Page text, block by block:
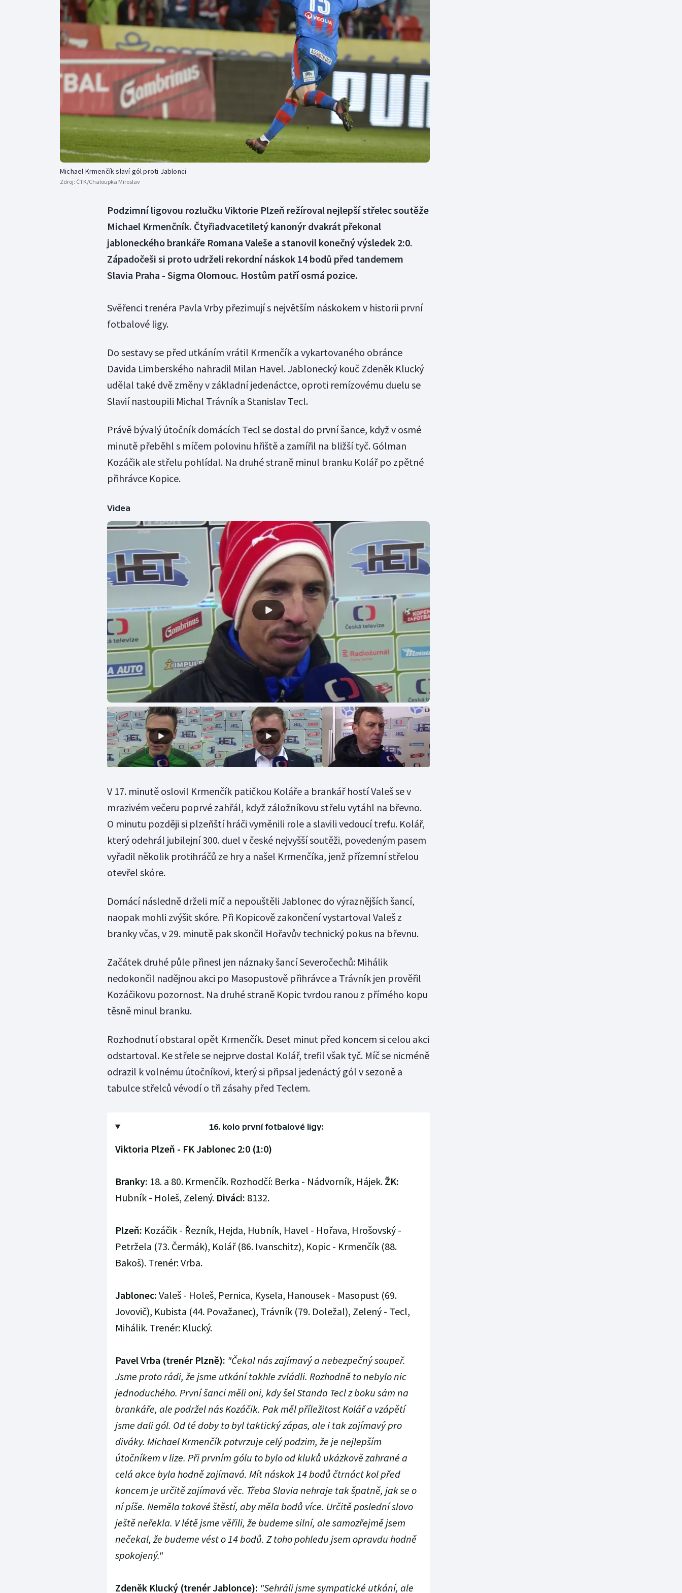
Curling
Dostihy
Florbal
Futsal
Golf
Gymnastika
Moderní pětiboj
Motorsport
Olympijské hry
Parasport
Plavání
Plážový volejbal
Triatlon
Veslování
Volejbal
Ostatní
Michael Krmenčík slaví gól proti Jablonci
Zdroj: ČTK/Chaloupka Miroslav
Podzimní ligovou rozlučku Viktorie Plzeň režíroval nejlepší střelec soutěže
Michael Krmenčník. Čtyřiadvacetiletý kanonýr dvakrát překonal
jabloneckého brankáře Romana Valeše a stanovil konečný výsledek 2:0.
Západočeši si proto udrželi rekordní náskok 14 bodů před tandemem
Slavia Praha - Sigma Olomouc. Hostům patří osmá pozice.
Svěřenci trenéra Pavla Vrby přezimují s největším náskokem v historii první
fotbalové ligy.
Do sestavy se před utkáním vrátil Krmenčík a vykartovaného obránce
Davida Limberského nahradil Milan Havel. Jablonecký kouč Zdeněk Klucký
udělal také dvě změny v základní jedenáctce, oproti remízovému duelu se
Slavií nastoupili Michal Trávník a Stanislav Tecl.
Právě bývalý útočník domácích Tecl se dostal do první šance, když v osmé
minutě přeběhl s míčem polovinu hřiště a zamířil na bližší tyč. Gólman
Kozáčik ale střelu pohlídal. Na druhé straně minul branku Kolář po zpětné
přihrávce Kopice.
Videa
V 17. minutě oslovil Krmenčík patičkou Koláře a brankář hostí Valeš se v
mrazivém večeru poprvé zahřál, když záložníkovu střelu vytáhl na břevno.
O minutu později si plzeňští hráči vyměnili role a slavili vedoucí trefu. Kolář,
který odehrál jubilejní 300. duel v české nejvyšší soutěži, povedeným pasem
vyřadil několik protihráčů ze hry a našel Krmenčíka, jenž přízemní střelou
otevřel skóre.
Domácí následně drželi míč a nepouštěli Jablonec do výraznějších šancí,
naopak mohli zvýšit skóre. Při Kopicově zakončení vystartoval Valeš z
branky včas, v 29. minutě pak skončil Hořavův technický pokus na břevnu.
Začátek druhé půle přinesl jen náznaky šancí Severočechů: Mihálik
nedokončil nadějnou akci po Masopustově přihrávce a Trávník jen prověřil
Kozáčikovu pozornost. Na druhé straně Kopic tvrdou ranou z přímého kopu
těsně minul branku.
Rozhodnutí obstaral opět Krmenčík. Deset minut před koncem si celou akci
odstartoval. Ke střele se nejprve dostal Kolář, trefil však tyč. Míč se nicméně
odrazil k volnému útočníkovi, který si připsal jedenáctý gól v sezoně a
tabulce střelců vévodí o tři zásahy před Teclem.
16. kolo první fotbalové ligy:
Viktoria Plzeň - FK Jablonec 2:0 (1:0)
Branky: 18. a 80. Krmenčík. Rozhodčí: Berka - Nádvorník, Hájek. ŽK:
Hubník - Holeš, Zelený. Diváci: 8132.
Plzeň: Kozáčik - Řezník, Hejda, Hubník, Havel - Hořava, Hrošovský -
Petržela (73. Čermák), Kolář (86. Ivanschitz), Kopic - Krmenčík (88.
Bakoš). Trenér: Vrba.
Jablonec: Valeš - Holeš, Pernica, Kysela, Hanousek - Masopust (69.
Jovovič), Kubista (44. Považanec), Trávník (79. Doležal), Zelený - Tecl,
Mihálik. Trenér: Klucký.
Pavel Vrba (trenér Plzně): "Čekal nás zajímavý a nebezpečný soupeř.
Jsme proto rádi, že jsme utkání takhle zvládli. Rozhodně to nebylo nic
jednoduchého. První šanci měli oni, kdy šel Standa Tecl z boku sám na
brankáře, ale podržel nás Kozáčik. Pak měl příležitost Kolář a vzápětí
jsme dali gól. Od té doby to byl taktický zápas, ale i tak zajímavý pro
diváky. Michael Krmenčík potvrzuje celý podzim, že je nejlepším
útočníkem v lize. Při prvním gólu to bylo od kluků ukázkově zahrané a
celá akce byla hodně zajímavá. Mít náskok 14 bodů čtrnáct kol před
koncem je určitě zajímavá věc. Třeba Slavia nehraje tak špatně, jak se o
ní píše. Neměla takové štěstí, aby měla bodů více. Určitě poslední slovo
ještě neřekla. V létě jsme věřili, že budeme silní, ale samozřejmě jsem
nečekal, že budeme vést o 14 bodů. Z toho pohledu jsem opravdu hodně
spokojený."
Zdeněk Klucký (trenér Jablonce): "Sehráli jsme sympatické utkání, ale